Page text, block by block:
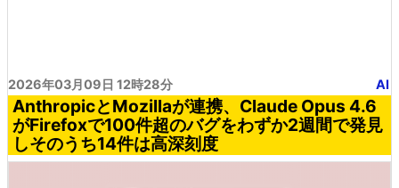
2026年03月09日 12時28分 AI
AnthropicとMozillaが連携、Claude Opus 4.6
がFirefoxで100件超のバグをわずか2週間で発見
しそのうち14件は高深刻度